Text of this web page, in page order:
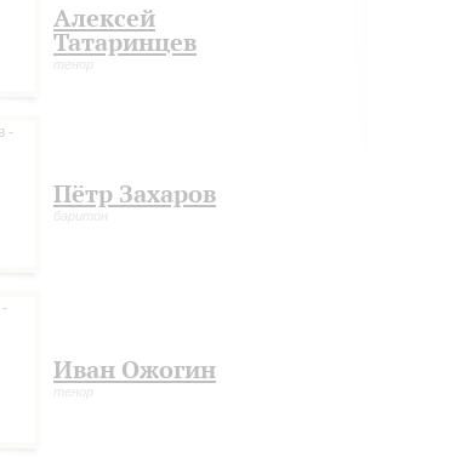
Алексей
Татаринцев
тенор
Пётр Захаров
баритон
Иван Ожогин
тенор